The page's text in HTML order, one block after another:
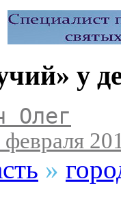
у
Олег
февраля
»